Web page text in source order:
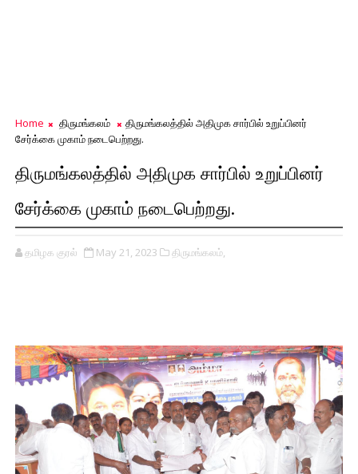
Home திருமங்கலம்
திருமங்கலத்தில் அதிமுக சார்பில் உறுப்பினர்
சேர்க்கை முகாம் நடைபெற்றது.
திருமங்கலத்தில் அதிமுக சார்பில் உறுப்பினர்
சேர்க்கை முகாம் நடைபெற்றது.
தமிழக குரல் May 21, 2023 திருமங்கலம்,